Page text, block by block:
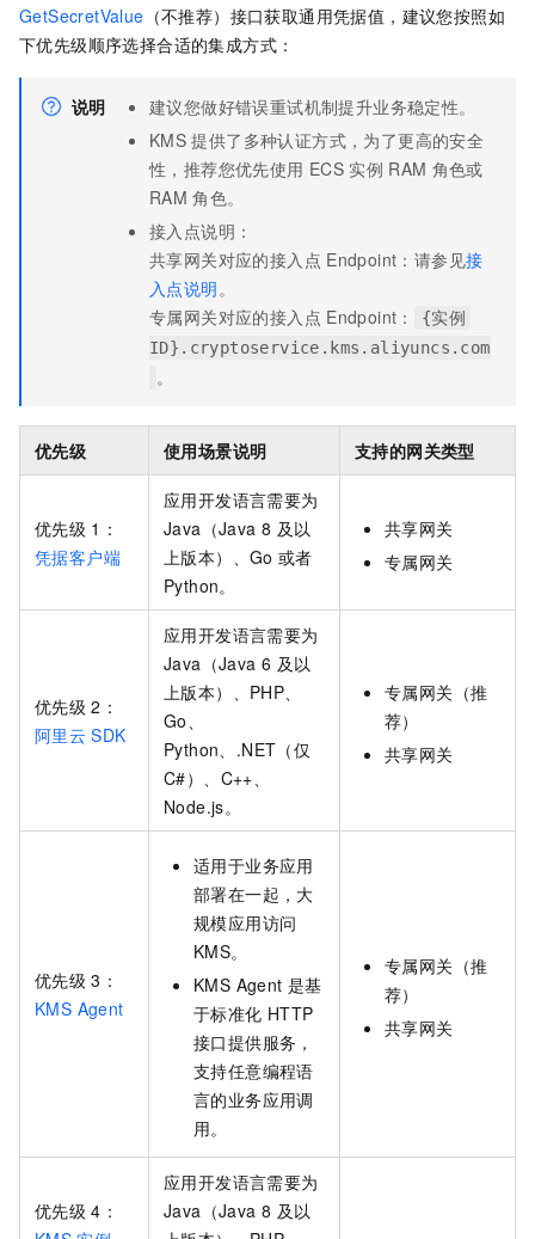
GetSecretValue （不推荐）接口获取通用凭据值，建议您按照如
下优先级顺序选择合适的集成方式：
说明
建议您做好错误重试机制提升业务稳定性。
KMS 提供了多种认证方式，为了更高的安全
性，推荐您优先使用 ECS 实例 RAM 角色或
RAM 角色。
接入点说明：
共享网关对应的接入点 Endpoint：请参见接
入点说明 。
专属网关对应的接入点 Endpoint：
{实例
ID}.cryptoservice.kms.aliyuncs.com
。
优先级 使用场景说明 支持的网关类型
优先级 1：
凭据客户端
应用开发语言需要为
Java（Java 8 及以
上版本）、Go 或者
Python。
共享网关
专属网关
优先级 2：
阿里云 SDK
应用开发语言需要为
Java（Java 6 及以
上版本）、PHP、
Go、
Python、.NET（仅
C#）、C++、
Node.js。
专属网关（推
荐）
共享网关
优先级 3：
KMS Agent
适用于业务应用
部署在一起，大
规模应用访问
KMS。
KMS Agent 是基
于标准化 HTTP
接口提供服务，
支持任意编程语
言的业务应用调
用。
专属网关（推
荐）
共享网关
优先级 4：
应用开发语言需要为
Java（Java 8 及以